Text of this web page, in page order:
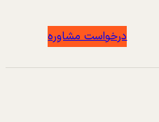
درخواست مشاوره